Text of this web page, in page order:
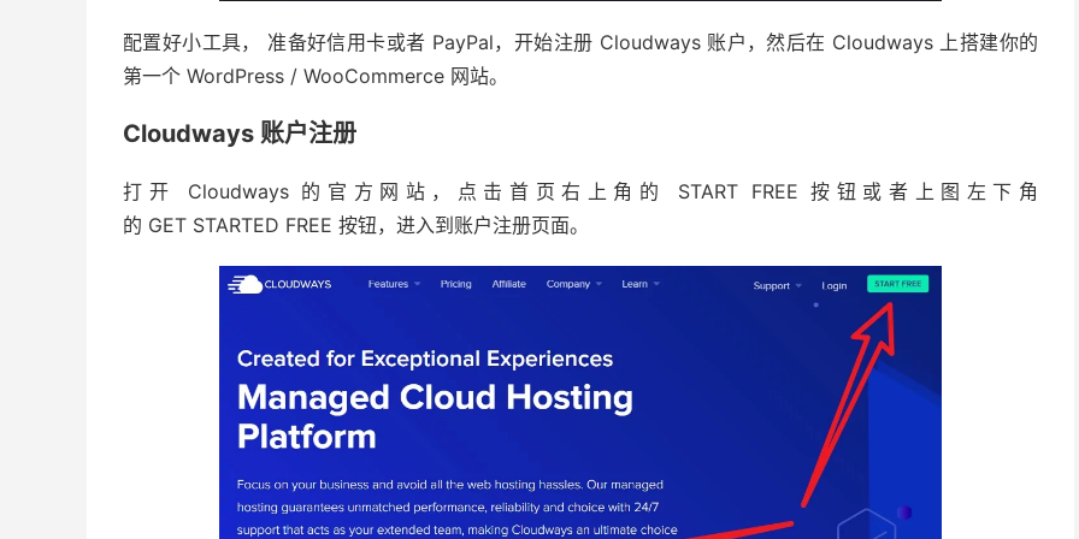
配置好小工具， 准备好信用卡或者 PayPal，开始注册 Cloudways 账户，然后在 Cloudways 上搭建你的
第一个 WordPress / WooCommerce 网站。
Cloudways 账户注册
打开 Cloudways 的官方网站，点击首页右上角的 START FREE 按钮或者上图左下角
的 GET STARTED FREE 按钮，进入到账户注册页面。